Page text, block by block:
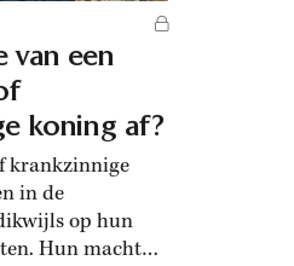
van een
koning af?
krankzinnige
in de
op hun
Hun macht